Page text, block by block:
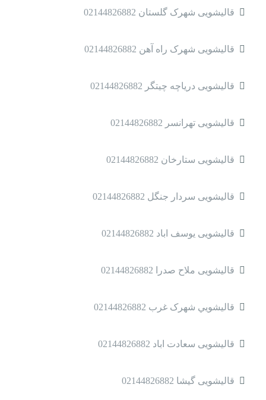
قالیشویی شهرک گلستان 02144826882
قالیشویی شهرک راه آهن 02144826882
قالیشویی دریاچه چیتگر 02144826882
قالیشویی تهرانسر 02144826882
قالیشویی ستارخان 02144826882
قالیشویی سردار جنگل 02144826882
قالیشویی یوسف اباد 02144826882
قالیشویی ملاح صدرا 02144826882
قالیشویي شهرک غرب 02144826882
قالیشویی سعادت اباد 02144826882
قالیشویی گیشا 02144826882